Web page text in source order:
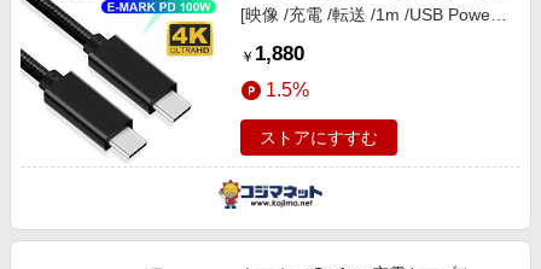
[映像 /充電 /転送 /1m /USB Power
GEN2-1
￥ 1,880
1.5%
ストアにすすむ